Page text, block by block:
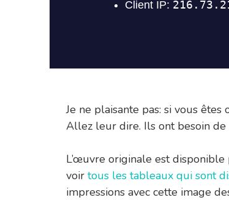
Je ne plaisante pas: si vous êtes
Allez leur dire. Ils ont besoin de
L’œuvre originale est
voir tous les tableaux qui sont
impressions avec cette image